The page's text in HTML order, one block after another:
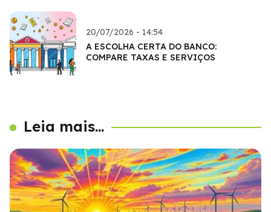
20/07/2026 - 14:54
A ESCOLHA CERTA DO BANCO:
COMPARE TAXAS E SERVIÇOS
Leia mais...